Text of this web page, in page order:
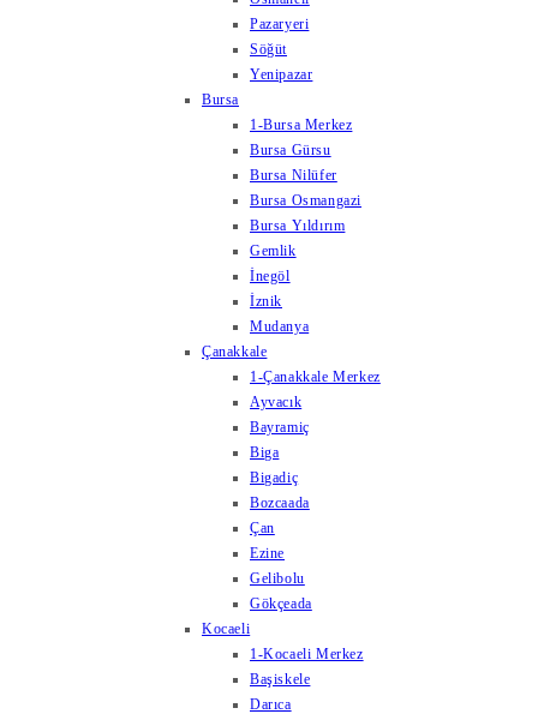
Pazaryeri
Söğüt
Yenipazar
Bursa
1-Bursa Merkez
Bursa Gürsu
Bursa Nilüfer
Bursa Osmangazi
Bursa Yıldırım
Gemlik
İnegöl
İznik
Mudanya
Çanakkale
1-Çanakkale Merkez
Ayvacık
Bayramiç
Biga
Bigadiç
Bozcaada
Çan
Ezine
Gelibolu
Gökçeada
Kocaeli
1-Kocaeli Merkez
Başiskele
Darıca